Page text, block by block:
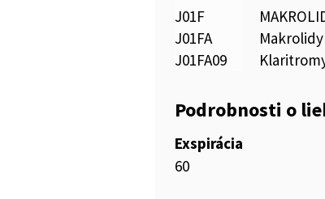
J01F
J01FA
Makrolidy
J01FA09
Podrobnosti o
Exspirácia
60